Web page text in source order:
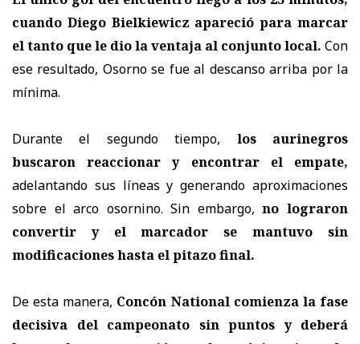
cuando Diego Bielkiewicz apareció para marcar
el tanto que le dio la ventaja al conjunto local. Con
ese resultado, Osorno se fue al descanso arriba por la
mínima.
Durante el segundo tiempo, los aurinegros
buscaron reaccionar y encontrar el empate,
adelantando sus líneas y generando aproximaciones
sobre el arco osornino. Sin embargo,no lograron
convertir y el marcador se mantuvo sin
modificaciones hasta el pitazo final.
De esta manera, Concón National comienza la fase
decisiva del campeonato sin puntos y deberá